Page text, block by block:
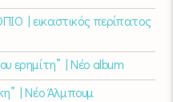
| εικαστικός περίπατος
ερημίτη” | Νέο album
| Νέο Άλμπουμ